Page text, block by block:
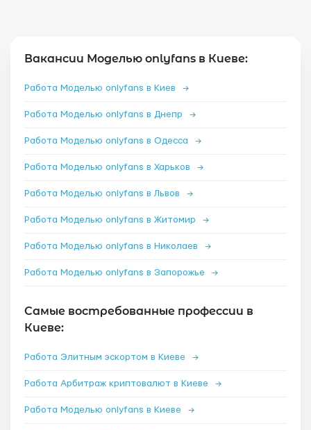
Вакансии Моделью onlyfans в Киеве:
Работа Моделью onlyfans в Киев →
Работа Моделью onlyfans в Днепр →
Работа Моделью onlyfans в Одесса →
Работа Моделью onlyfans в Харьков →
Работа Моделью onlyfans в Львов →
Работа Моделью onlyfans в Житомир →
Работа Моделью onlyfans в Николаев →
Работа Моделью onlyfans в Запорожье →
Самые востребованные профессии в
Киеве:
Работа Элитным эскортом в Киеве →
Работа Арбитраж криптовалют в Киеве →
Работа Моделью onlyfans в Киеве →